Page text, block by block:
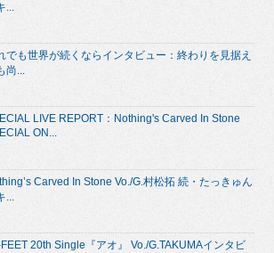
...
でも世界が続くならインタビュー：終わりを見据え
尚...
LIVE REPORT：Nothing's Carved In Stone
ON...
Carved In Stone Vo./G.村松拓 続・たっきゅん
...
20th Single『アオ』 Vo./G.TAKUMAインタビ